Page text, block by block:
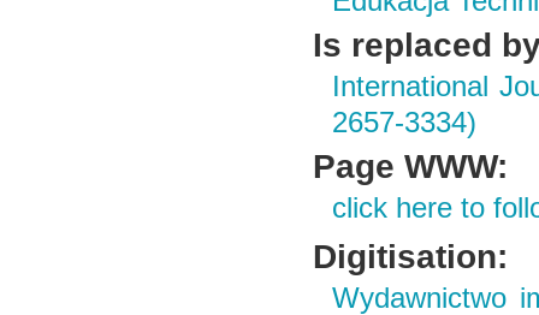
Is replaced
International
2657-3334)
Page WWW:
click here to
Digitisation:
Wydawnictwo